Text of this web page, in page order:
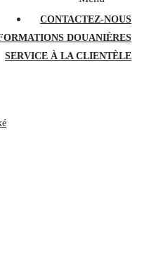
CONTACTEZ-NOUS
DOUANIÈRES
SERVICE À LA CLIENTÈLE